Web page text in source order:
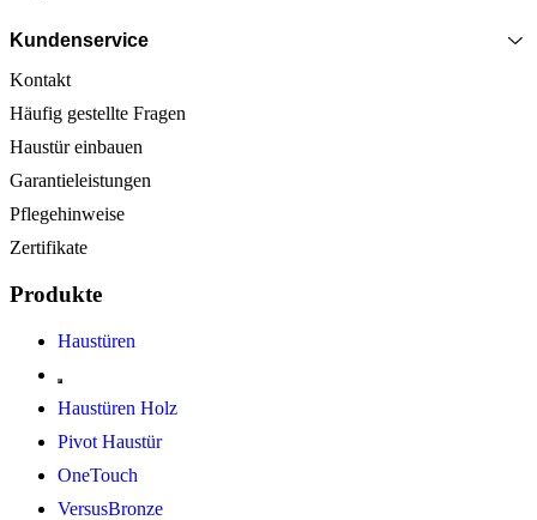
Kundenservice
Kontakt
Häufig gestellte Fragen
Haustür einbauen
Garantieleistungen
Pflegehinweise
Zertifikate
Produkte
Haustüren
Haustüren Holz
Pivot Haustür
OneTouch
VersusBronze